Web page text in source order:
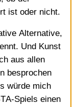
ist oder nicht.
Alternative,
Und Kunst
aus allen
besprochen
würde mich
Spiels einen